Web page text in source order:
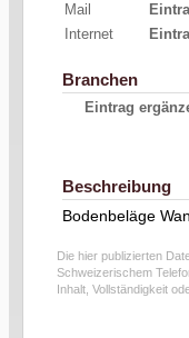
Mail
Internet
Branchen
Eintrag
Beschreibung
Bodenbeläge
Die hier publizierten
Schweizerischem
Inhalt, Vollständigkeit